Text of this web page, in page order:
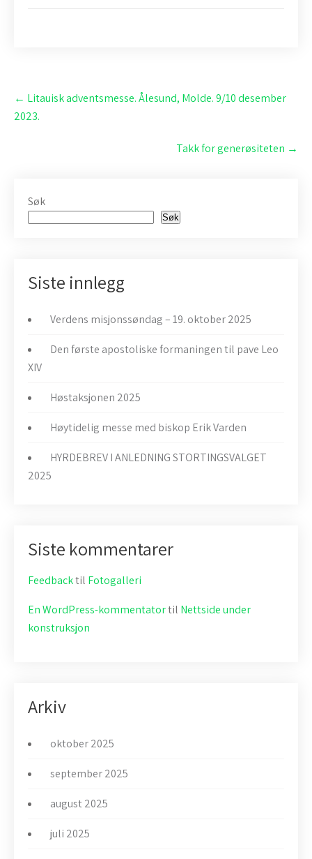
Post
navigation
← Litauisk adventsmesse. Ålesund, Molde. 9/10 desember
2023.
Takk for generøsiteten →
Søk
Søk
Siste innlegg
Verdens misjonssøndag – 19. oktober 2025
Den første apostoliske formaningen til pave Leo
XIV
Høstaksjonen 2025
Høytidelig messe med biskop Erik Varden
HYRDEBREV I ANLEDNING STORTINGSVALGET
2025
Siste kommentarer
Feedbacktil Fotogalleri
En WordPress-kommentatortil Nettside under
konstruksjon
Arkiv
oktober 2025
september 2025
august 2025
juli 2025